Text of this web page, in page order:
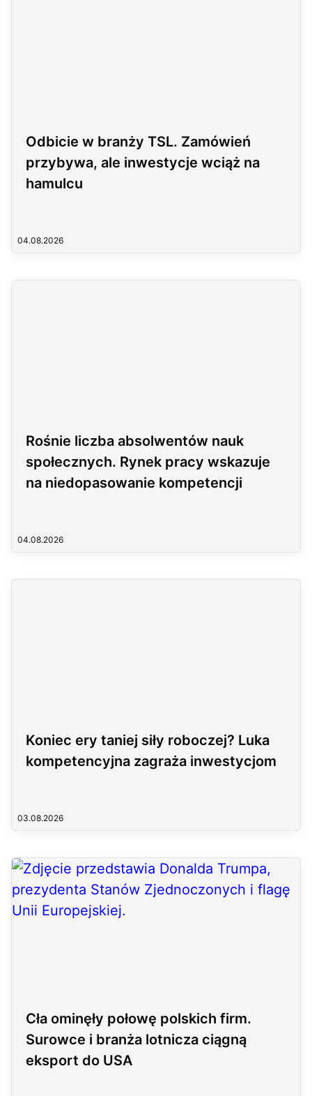
Odbicie w branży TSL. Zamówień
przybywa, ale inwestycje wciąż na
hamulcu
04.08.2026
Rośnie liczba absolwentów nauk
społecznych. Rynek pracy wskazuje
na niedopasowanie kompetencji
04.08.2026
Koniec ery taniej siły roboczej? Luka
kompetencyjna zagraża inwestycjom
03.08.2026
Cła ominęły połowę polskich firm.
Surowce i branża lotnicza ciągną
eksport do USA